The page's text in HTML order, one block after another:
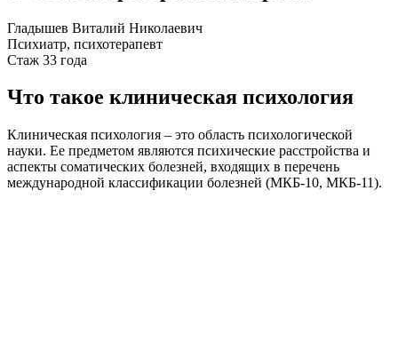
Гладышев Виталий Николаевич
Психиатр, психотерапевт
Стаж 33 года
Что такое клиническая психология
Клиническая психология – это область психологической
науки. Ее предметом являются психические расстройства и
аспекты соматических болезней, входящих в перечень
международной классификации болезней (МКБ-10, МКБ-11).